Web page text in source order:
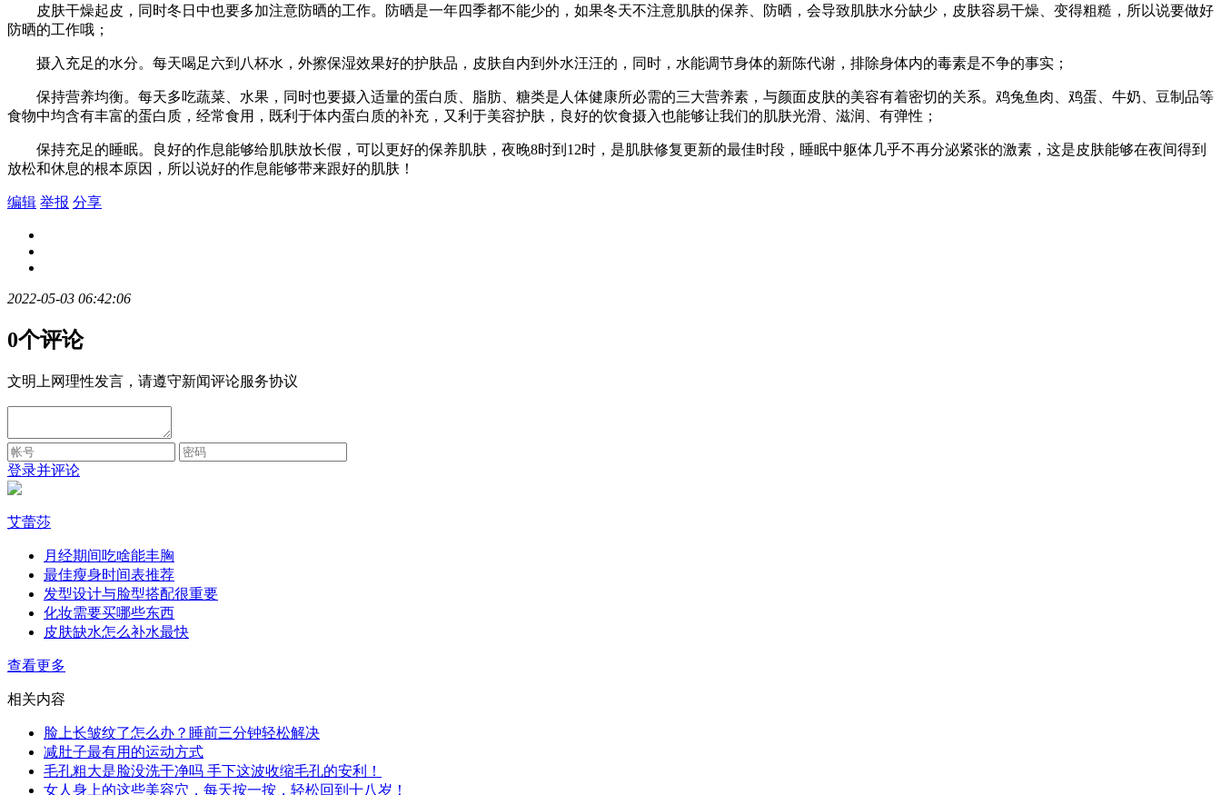
皮肤干燥起皮，同时冬日中也要多加注意防晒的工作。防晒是一年四季都不能少的，如果冬天不注意肌肤的保养、防晒，会导致肌肤水分缺少，皮肤容易干燥、变得粗糙，所以说要做好
防晒的工作哦；
摄入充足的水分。每天喝足六到八杯水，外擦保湿效果好的护肤品，皮肤自内到外水汪汪的，同时，水能调节身体的新陈代谢，排除身体内的毒素是不争的事实；
保持营养均衡。每天多吃蔬菜、水果，同时也要摄入适量的蛋白质、脂肪、糖类是人体健康所必需的三大营养素，与颜面皮肤的美容有着密切的关系。鸡兔鱼肉、鸡蛋、牛奶、豆制品等
食物中均含有丰富的蛋白质，经常食用，既利于体内蛋白质的补充，又利于美容护肤，良好的饮食摄入也能够让我们的肌肤光滑、滋润、有弹性；
保持充足的睡眠。良好的作息能够给肌肤放长假，可以更好的保养肌肤，夜晚8时到12时，是肌肤修复更新的最佳时段，睡眠中躯体几乎不再分泌紧张的激素，这是皮肤能够在夜间得到
放松和休息的根本原因，所以说好的作息能够带来跟好的肌肤！
编辑 举报 分享
2022-05-03 06:42:06
0个评论
文明上网理性发言，请遵守新闻评论服务协议
登录并评论
艾蕾莎
月经期间吃啥能丰胸
最佳瘦身时间表推荐
发型设计与脸型搭配很重要
化妆需要买哪些东西
皮肤缺水怎么补水最快
查看更多
相关内容
脸上长皱纹了怎么办？睡前三分钟轻松解决
减肚子最有用的运动方式
毛孔粗大是脸没洗干净吗 手下这波收缩毛孔的安利！
女人身上的这些美容穴，每天按一按，轻松回到十八岁！